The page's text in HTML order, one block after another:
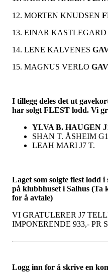
12. MORTEN KNUDSEN
13. EINAR KASTLEGARD
14. LENE KALVENES
15. MAGNUS VERLO
I tillegg deles det ut
har solgt FLEST lodd. Vi
YLVA B. HAUGEN
SHAN T. ÅSHEIM
LEAH MARI J7 T.
Laget som solgte flest lodd
på klubbhuset i Salhus (Ta
for å avtale)
VI GRATULERER J7
IMPONERENDE 933,- PR
Logg inn for å skrive en